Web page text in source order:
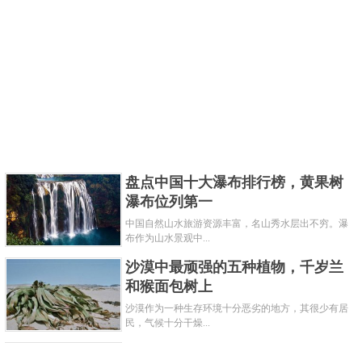
还有辟邪的作用，所以我们可以看到有人佩戴着用桃
核打磨而成的饰品。
关键字：树 最矮
盘点中国十大瀑布排行榜，黄果树
瀑布位列第一
中国自然山水旅游资源丰富，名山秀水层出不穷。瀑
布作为山水景观中...
沙漠中最顽强的五种植物，千岁兰
和猴面包树上
沙漠作为一种生存环境十分恶劣的地方，其很少有居
民，气候十分干燥...